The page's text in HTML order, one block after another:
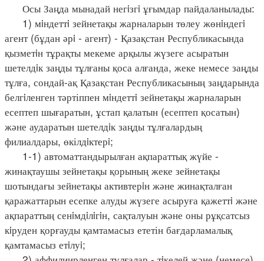
Осы Заңда мынадай негiзгi ұғымдар пайдаланылады:
1) мiндеттi зейнетақы жарналарын төлеу жөнiндегi
агент (бұдан әрi - агент) - Қазақстан Республикасында
қызметiн тұрақты мекеме арқылы жүзеге асыратын
шетелдiк заңды тұлғаны қоса алғанда, жеке немесе заңды
тұлға, сондай-ақ Қазақстан Республикасының заңдарында
белгiленген тәртіппен мiндеттi зейнетақы жарналарын
есептеп шығаратын, ұстап қалатын (есептеп қосатын)
және аударатын шетелдiк заңды тұлғалардың
филиалдары, өкілдiктерi;
1-1) автоматтандырылған ақпараттық жүйе -
жинақтаушы зейнетақы қорының жеке зейнетақы
шотындағы зейнетақы активтерiн және жинақталған
қаражаттарын есепке алуды жүзеге асыруға қажеттi және
ақпараттың сенiмдiлiгiн, сақталуын және оны рұқсатсыз
кiруден қорғауды қамтамасыз ететін бағдарламалық
қамтамасыз етiлуi;